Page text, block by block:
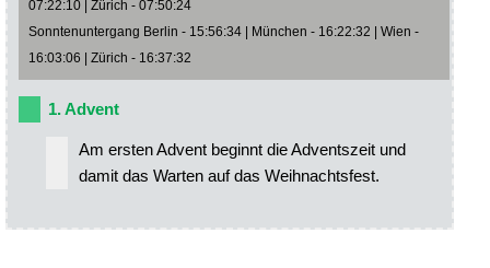
07:22:10 | Zürich - 07:50:24
Sonntenuntergang Berlin - 15:56:34 | München - 16:22:32 | Wien -
16:03:06 | Zürich - 16:37:32
1. Advent
Am ersten Advent beginnt die Adventszeit und
damit das Warten auf das Weihnachtsfest.